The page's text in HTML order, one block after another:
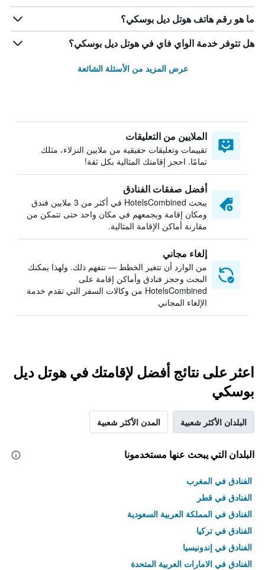
ما هو رقم هاتف هوتل ديل بوسكي؟
هل تتوفر خدمة الواي فاي في هوتل ديل بوسكي؟
عرض المزيد من الأسئلة الشائعة
الملايين من التعليقات
تقييمات وتعليقات حقيقية من ملايين النزلاء، مثلك
تمامًا. احجز إقامتك المثالية بكل ثقة!
أفضل صفقات الفنادق
يبحث HotelsCombined في أكثر من 3 ملايين فندق
ومكان إقامة ويجمعهم في مكان واحد حتى تتمكن من
مقارنة أماكن الإقامة المثالية.
إلغاء مجاني
من الوارد أن تتغير الخطط — نتفهم ذلك. ولهذا يمكنك
البحث وحجز فنادق وأماكن إقامة على
HotelsCombined من وكالات السفر التي تقدم خدمة
الإلغاء المجاني
اعثر على نتائج أفضل لإقامتك في هوتل ديل
بوسكي
البلدان الأكثر شعبية المدن الأكثر شعبية
البلدان التي يبحث عنها مستخدمونا
الفنادق في المغرب
الفنادق في قطر
الفنادق في المملكة العربية السعودية
الفنادق في تركيا
الفنادق في إندونيسيا
الفنادق في الامارات العربية المتحدة